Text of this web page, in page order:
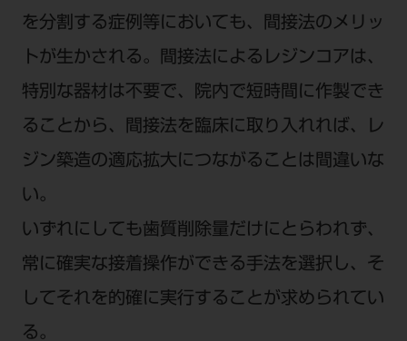
を分割する症例等においても、間接法のメリッ
トが生かされる。間接法によるレジンコアは、
特別な器材は不要で、院内で短時間に作製でき
ることから、間接法を臨床に取り入れれば、レ
ジン築造の適応拡大につながることは間違いな
い。
いずれにしても歯質削除量だけにとらわれず、
常に確実な接着操作ができる手法を選択し、そ
してそれを的確に実行することが求められてい
る。